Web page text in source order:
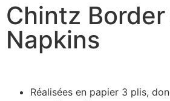
Chintz Border
Napkins
Réalisées en papier 3 plis,